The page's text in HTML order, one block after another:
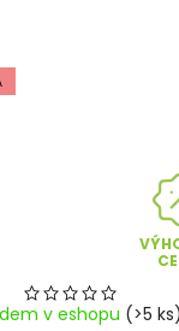
v eshopu (>5 ks)